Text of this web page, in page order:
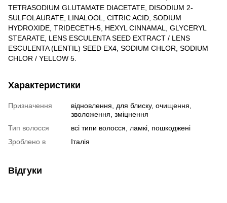
TETRASODIUM GLUTAMATE DIACETATE, DISODIUM 2-
SULFOLAURATE, LINALOOL, CITRIC ACID, SODIUM
HYDROXIDE, TRIDECETH-5, HEXYL CINNAMAL, GLYCERYL
STEARATE, LENS ESCULENTA SEED EXTRACT / LENS
ESCULENTA (LENTIL) SEED EX4, SODIUM CHLOR, SODIUM
CHLOR / YELLOW 5.
Характеристики
Призначення
відновлення, для блиску, очищення,
зволоження, зміцнення
Тип волосся
всі типи волосся, ламкі, пошкоджені
Зроблено в
Італія
Відгуки